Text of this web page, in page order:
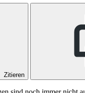
Zitieren